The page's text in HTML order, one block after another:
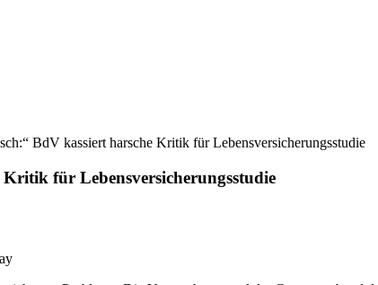
BdV kassiert harsche Kritik für Lebensversicherungsstudie
Kritik für Lebensversicherungsstudie